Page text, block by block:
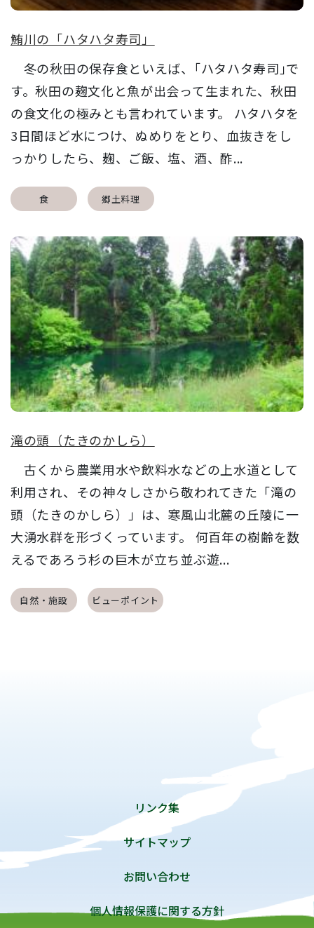
鮪川の「ハタハタ寿司」
冬の秋田の保存食といえば、｢ハタハタ寿司｣で
す。秋田の麹文化と魚が出会って生まれた、秋田
の食文化の極みとも言われています。 ハタハタを
3日間ほど水につけ、ぬめりをとり、血抜きをし
っかりしたら、麹、ご飯、塩、酒、酢...
食 郷土料理
滝の頭（たきのかしら）
古くから農業用水や飲料水などの上水道として
利用され、その神々しさから敬われてきた「滝の
頭（たきのかしら）」は、寒風山北麓の丘陵に一
大湧水群を形づくっています。 何百年の樹齢を数
えるであろう杉の巨木が立ち並ぶ遊...
自然・施設 ビューポイント
リンク集
サイトマップ
お問い合わせ
個人情報保護に関する方針